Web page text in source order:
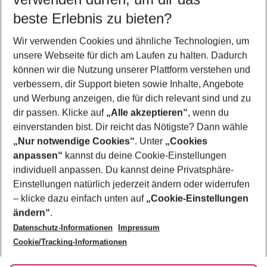
5-8 Nächte
2 Erwachsene Keine Kinder
Mehr Filter anzeigen
Footer
Footer navigation
Über uns
AGB
Bestpreisgarantie
Cookie-Einstellungen ändern
Cookie-Richtlinie
Agenturbetreuung
Barrierefreies Reisen
Folge uns
beste Erlebnis zu bieten?
Wir verwenden Cookies und ähnliche Technologien, um
unsere Webseite für dich am Laufen zu halten. Dadurch
können wir die Nutzung unserer Plattform verstehen und
verbessern, dir Support bieten sowie Inhalte, Angebote
und Werbung anzeigen, die für dich relevant sind und zu
dir passen. Klicke auf „Alle akzeptieren“, wenn du
einverstanden bist. Dir reicht das Nötigste? Dann wähle
„Nur notwendige Cookies“. Unter „Cookies
anpassen“ kannst du deine Cookie-Einstellungen
individuell anpassen. Du kannst deine Privatsphäre-
Einstellungen natürlich jederzeit ändern oder widerrufen
– klicke dazu einfach unten auf „Cookie-Einstellungen
ändern“.
Datenschutz-Informationen
Impressum
Cookie/Tracking-Informationen